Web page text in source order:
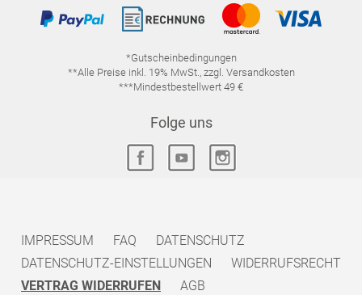
*Gutscheinbedingungen
**Alle Preise inkl. 19% MwSt., zzgl. Versandkosten
***Mindestbestellwert 49 €
Folge uns
IMPRESSUM FAQ
DATENSCHUTZ
DATENSCHUTZ-EINSTELLUNGEN
WIDERRUFSRECHT
VERTRAG WIDERRUFEN
AGB